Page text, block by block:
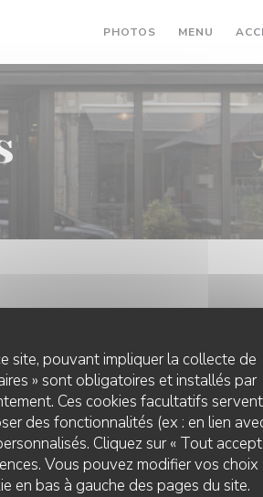
site, pouvant impliquer la collecte de
» sont obligatoires et installés par
Ces cookies facultatifs
des fonctionnalités (ex : en lien
Cliquez sur « Tout
Vous pouvez modifier vos choix
en bas à gauche des pages du site.
PHOTOS MENU